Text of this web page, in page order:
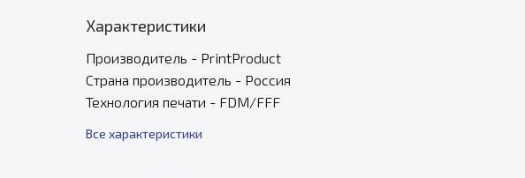
Характеристики
Производитель - PrintProduct
Страна производитель - Россия
Технология печати - FDM/FFF
Все характеристики